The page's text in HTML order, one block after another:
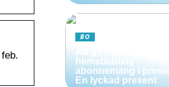
BO
hemstädning
abonnemang i
En lyckad present